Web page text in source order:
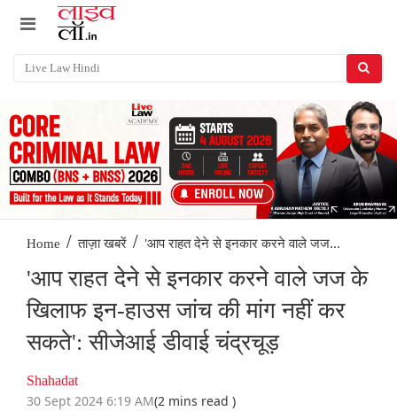
Home / ताज़ा खबरें / 'आप राहत देने से इनकार करने वाले जज...
'आप राहत देने से इनकार करने वाले जज के
खिलाफ इन-हाउस जांच की मांग नहीं कर
सकते': सीजेआई डीवाई चंद्रचूड़
Shahadat
30 Sept 2024 6:19 AM(2 mins read )